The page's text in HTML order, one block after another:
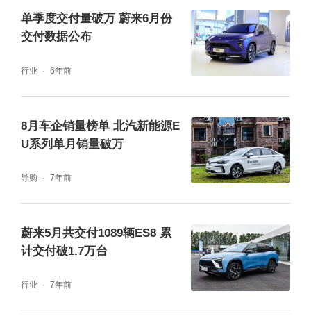
单季度交付量破万 蔚来6月份
交付数据公布
行业 6年前
8月车企销量榜单 北汽新能源E
U系列单月销量破万
导购 7年前
蔚来5月共交付1089辆ES8 累
计交付破1.7万台
行业 7年前